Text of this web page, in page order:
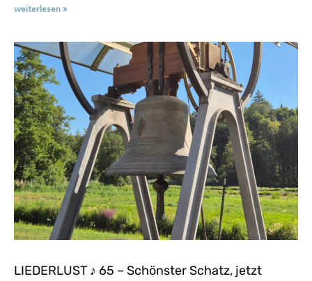
weiterlesen »
LIEDERLUST ♪ 65 – Schönster Schatz, jetzt